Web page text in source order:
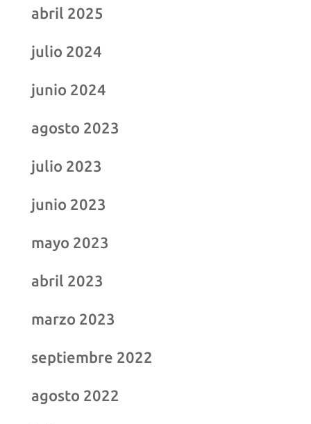
abril 2025
julio 2024
junio 2024
agosto 2023
julio 2023
junio 2023
mayo 2023
abril 2023
marzo 2023
septiembre 2022
agosto 2022